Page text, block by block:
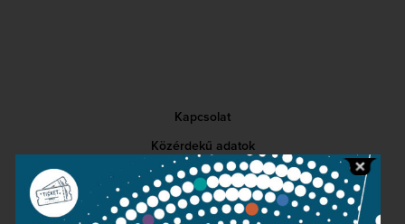
Kapcsolat
Közérdekű adatok
Sajtószoba
Adatvédelem